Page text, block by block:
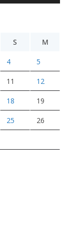
S M
4 5
11 12
18 19
25 26